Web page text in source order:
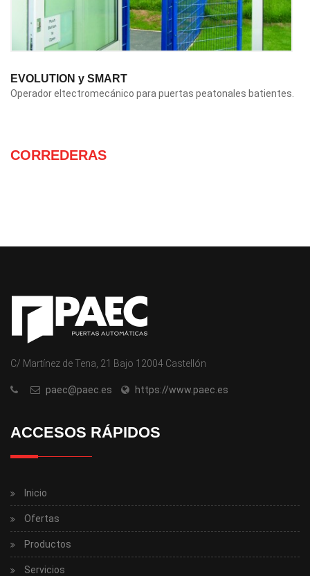
EVOLUTION y SMART
Operador eltectromecánico para puertas peatonales batientes.
CORREDERAS
C/ Martínez de Tena, 21 Bajo 12004 Castellón
paec@paec.es https://www.paec.es
ACCESOS RÁPIDOS
Inicio
Ofertas
Productos
Servicios